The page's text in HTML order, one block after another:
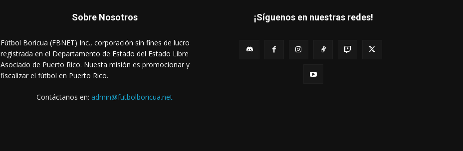
Sobre Nosotros
Fútbol Boricua (FBNET) Inc., corporación sin fines de lucro
registrada en el Departamento de Estado del Estado Libre
Asociado de Puerto Rico. Nuesta misión es promocionar y
fiscalizar el fútbol en Puerto Rico.
Contáctanos en: admin@futbolboricua.net
¡Síguenos en nuestras redes!